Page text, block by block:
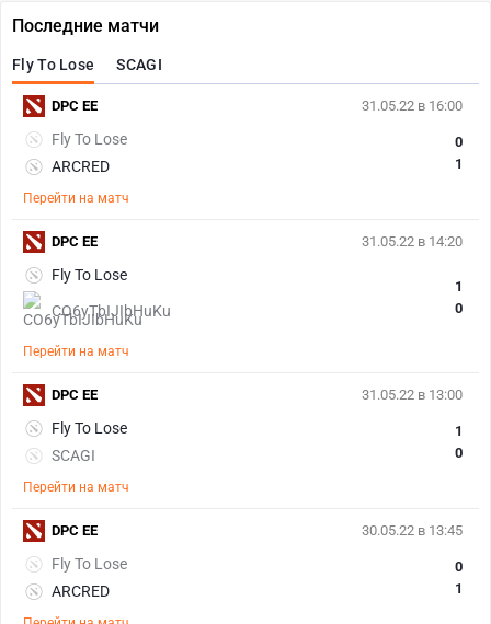
Последние матчи
Fly To Lose SCAGI
31.05.22 в 16:00
Fly To Lose
ARCRED
0
1
Перейти на матч
DPC EE
31.05.22 в 14:20
Fly To Lose
СO6yTbIJIbHuKu
1
0
Перейти на матч
DPC EE
31.05.22 в 13:00
Fly To Lose
SCAGI
1
0
Перейти на матч
DPC EE
30.05.22 в 13:45
Fly To Lose
ARCRED
0
1
DPC EE